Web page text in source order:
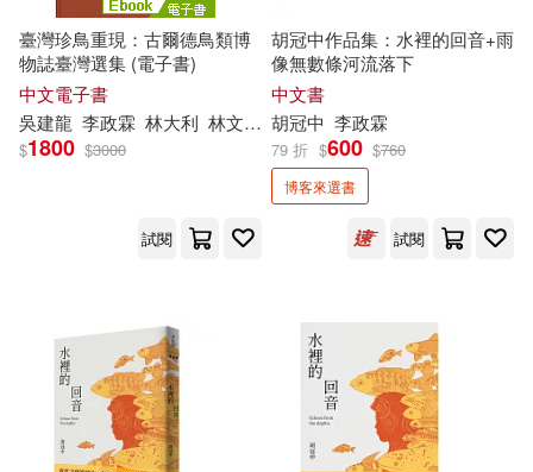
臺灣珍鳥重現：古爾德鳥類博
物誌臺灣選集 (電子書)
中文電子書
吳建龍 李政霖 林大利 林文宏 江勻楷 洪廣冀
$1800 $3000
試閱
胡冠中作品集：水裡的回音+雨
像無數條河流落下
中文書
胡冠中 李政霖
79 折 $600 $760
博客來選書
試閱